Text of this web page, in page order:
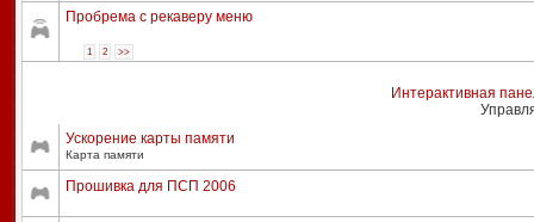
Пробрема с рекаверу меню
1 2 >>
Интерактивная
Ускорение карты памяти
Карта памяти
Прошивка для ПСП 2006